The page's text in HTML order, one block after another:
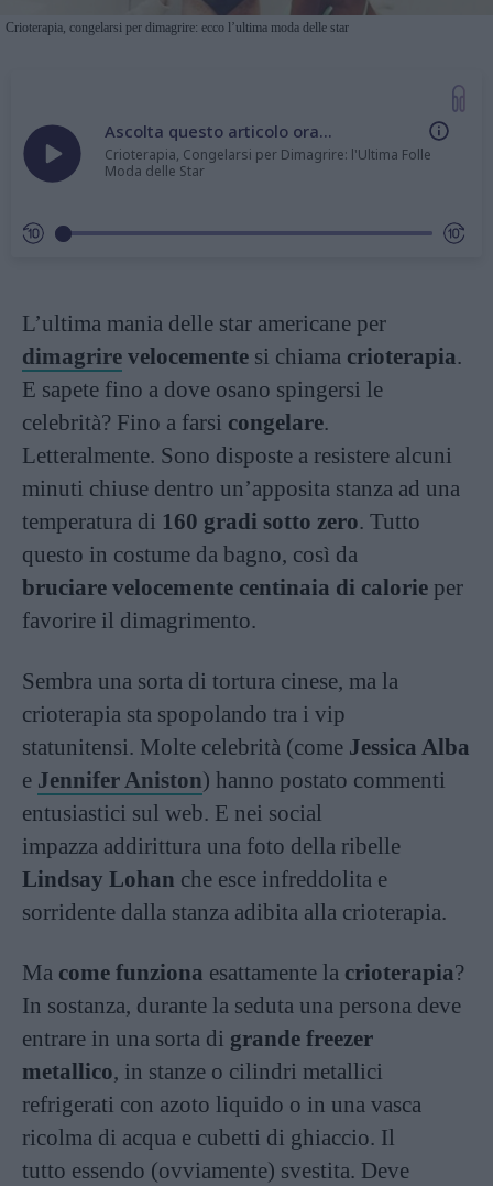
Crioterapia, congelarsi per dimagrire: ecco l’ultima moda delle star
Ascolta questo articolo ora...
Crioterapia, Congelarsi per Dimagrire: l'Ultima Folle
Moda delle Star
L’ultima mania delle star americane per
dimagrire velocemente si chiama crioterapia.
E sapete fino a dove osano spingersi le
celebrità? Fino a farsi congelare.
Letteralmente. Sono disposte a resistere alcuni
minuti chiuse dentro un’apposita stanza ad una
temperatura di 160 gradi sotto zero. Tutto
questo in costume da bagno, così da
bruciare velocemente centinaia di calorie per
favorire il dimagrimento.
Sembra una sorta di tortura cinese, ma la
crioterapia sta spopolando tra i vip
statunitensi. Molte celebrità (come Jessica Alba
e Jennifer Aniston) hanno postato commenti
entusiastici sul web. E nei social
impazza addirittura una foto della ribelle
Lindsay Lohan che esce infreddolita e
sorridente dalla stanza adibita alla crioterapia.
Ma come funziona esattamente la crioterapia?
In sostanza, durante la seduta una persona deve
entrare in una sorta di grande freezer
metallico, in stanze o cilindri metallici
refrigerati con azoto liquido o in una vasca
ricolma di acqua e cubetti di ghiaccio. Il
tutto essendo (ovviamente) svestita. Deve